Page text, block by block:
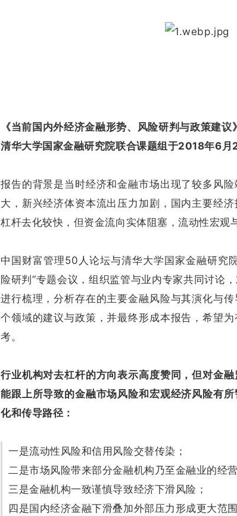
《当前国内外经济金融形势、风险研判与政策建
清华大学国家金融研究院联合课题组于2018年6月
报告的背景是当时经济和金融市场出现了较多风
大，新兴经济体资本流出压力加剧，国内主要经
杠杆去化较快，但资金流向实体阻塞，流动性宏观
中国财富管理50人论坛与清华大学国家金融研究
险研判”专题会议，组织监管与业内专家共同讨论
进行梳理，分析存在的主要金融风险与其演化与
个领域的建议与政策，并最终形成本报告，希望
考。
行业机构对去杠杆的方向表示高度赞同，但对金
能跟上所导致的金融市场风险和宏观经济风险有所
化和传导路径：
一是流动性风险和信用风险交替传染；
二是市场风险带来部分金融机构乃至金融业的经营
三是金融机构一致谨慎导致经济下滑风险；
四是国内经济金融下滑叠加外部压力形成更大范